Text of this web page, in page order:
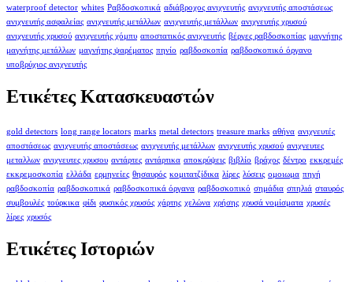
waterproof detector whites Ραβδοσκοπικά αδιάβροχος ανιχνευτής ανιχνευτής αποστάσεως
ανιχνευτής ασφαλείας ανιχνευτής μετάλλων ανιχνευτής μετάλλων ανιχνευτής χρυσού
ανιχνευτής χρυσού ανιχνευτής χόμπυ αποστατικός ανιχνευτής βέργες ραβδοσκοπίας μαγνήτης
μαγνήτης μετάλλων μαγνήτης ψαρέματος πηνίο ραβδοσκοπία ραβδοσκοπικό όργανο
υποβρύχιος ανιχνευτής
Ετικέτες Κατασκευαστών
gold detectors long range locators marks metal detectors treasure marks αθήνα ανιχνευτές
αποστάσεως ανιχνευτής αποστάσεως ανιχνευτής μετάλλων ανιχνευτής χρυσού ανιχνευτες
μεταλλων ανιχνευτες χρυσου αντάρτες αντάρτικα αποκρύψεις βιβλίο βράχος δέντρο εκκρεμές
εκκρεμοσκοπία ελλάδα ερμηνείες θησαυρός κομιτατζίδικα λίρες λύσεις ομοιωμα πηγή
ραβδοσκοπία ραβδοσκοπικά ραβδοσκοπικά όργανα ραβδοσκοπικό σημάδια σπηλιά σταυρός
συμβουλές τούρκικα φίδι φυσικός χρυσός χάρτης χελώνα χρήσης χρυσά νομίσματα χρυσές
λίρες χρυσός
Ετικέτες Ιστοριών